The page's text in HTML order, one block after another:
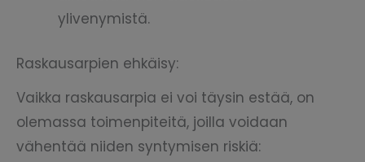
ylivenymistä.
Raskausarpien ehkäisy:
Vaikka raskausarpia ei voi täysin estää, on
olemassa toimenpiteitä, joilla voidaan
vähentää niiden syntymisen riskiä: